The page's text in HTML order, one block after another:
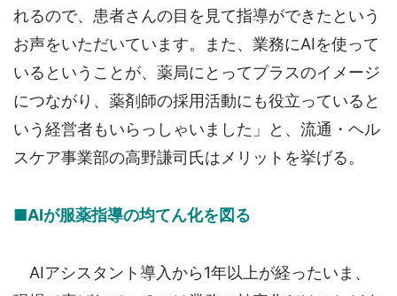
れるので、患者さんの目を見て指導ができたという
お声をいただいています。また、業務にAIを使って
いるということが、薬局にとってプラスのイメージ
につながり、薬剤師の採用活動にも役立っていると
いう経営者もいらっしゃいました」と、流通・ヘル
スケア事業部の高野謙司氏はメリットを挙げる。
■AIが服薬指導の均てん化を図る
AIアシスタント導入から1年以上が経ったいま、